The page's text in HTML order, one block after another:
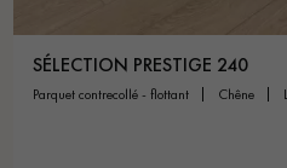
SÉLECTION PRESTIGE 240
parquet contrecollé - flottant chêne